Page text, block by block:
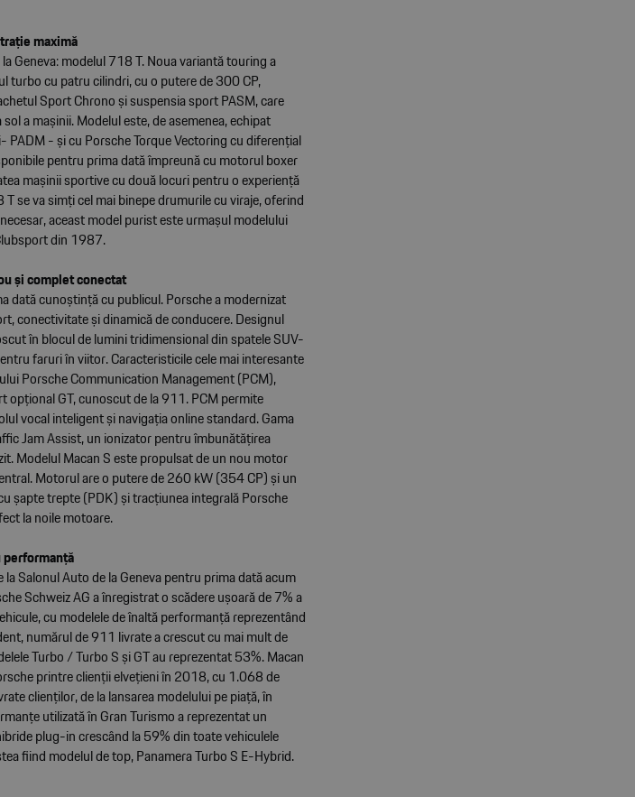
maximă
Geneva: modelul 718 T. Noua variantă touring a
turbo cu patru cilindri, cu o putere de 300 CP,
Sport Chrono și suspensia sport PASM, care
a mașinii. Modelul este, de asemenea, echipat
- și cu Porsche Torque Vectoring cu diferențial
pentru prima dată împreună cu motorul boxer
mașinii sportive cu două locuri pentru o experiență
se va simți cel mai binepe drumurile cu viraje, oferind
aceast model purist este urmașul modelului
din 1987.
și complet conectat
dată cunoștință cu publicul. Porsche a modernizat
conectivitate și dinamică de conducere. Designul
în blocul de lumini tridimensional din spatele SUV-
faruri în viitor. Caracteristicile cele mai interesante
Porsche Communication Management (PCM),
opțional GT, cunoscut de la 911. PCM permite
vocal inteligent și navigația online standard. Gama
Jam Assist, un ionizator pentru îmbunătățirea
Modelul Macan S este propulsat de un nou motor
Motorul are o putere de 260 kW (354 CP) și un
șapte trepte (PDK) și tracțiunea integrală Porsche
la noile motoare.
Salonul Auto de la Geneva pentru prima dată acum
Schweiz AG a înregistrat o scădere ușoară de 7% a
cu modelele de înaltă performanță reprezentând
numărul de 911 livrate a crescut cu mai mult de
Turbo / Turbo S și GT au reprezentat 53%. Macan
printre clienții elvețieni în 2018, cu 1.068 de
clienților, de la lansarea modelului pe piață, în
utilizată în Gran Turismo a reprezentat un
plug-in crescând la 59% din toate vehiculele
fiind modelul de top, Panamera Turbo S E-Hybrid.